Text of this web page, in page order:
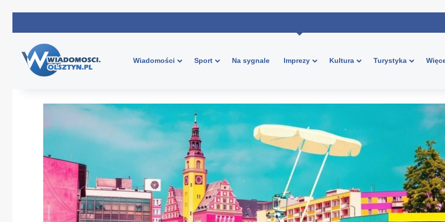
Wiadomości Sport Na sygnale Imprezy Kultura Turystyka